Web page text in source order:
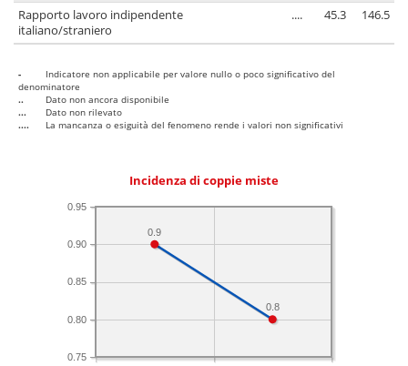
Rapporto lavoro indipendente
italiano/straniero
.... 45.3 146.5
-
Indicatore non applicabile per valore nullo o poco significativo del
denominatore
..
Dato non ancora disponibile
...
Dato non rilevato
....
La mancanza o esiguità del fenomeno rende i valori non significativi
Incidenza di coppie miste
0.75
0.80
0.85
0.90
0.95
0.8
0.9